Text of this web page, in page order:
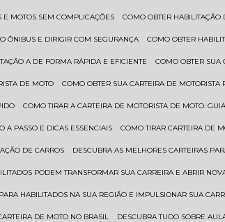
E MOTOS SEM COMPLICAÇÕES COMO OBTER
ÔNIBUS E DIRIGIR COM SEGURANÇA COMO OBTER
A DE FORMA RÁPIDA E EFICIENTE COMO OBTER
DE MOTO COMO OBTER SUA CARTEIRA DE
COMO TIRAR A CARTEIRA DE MOTORISTA DE MOTO:
A PASSO E DICAS ESSENCIAIS COMO TIRAR CARTEIRA DE
DE CARROS DESCUBRA AS MELHORES CARTEIRAS
PODEM TRANSFORMAR SUA CARREIRA E ABRIR
HABILITADOS NA SUA REGIÃO E IMPULSIONAR SUA
DE MOTO NO BRASIL DESCUBRA TUDO SOBRE